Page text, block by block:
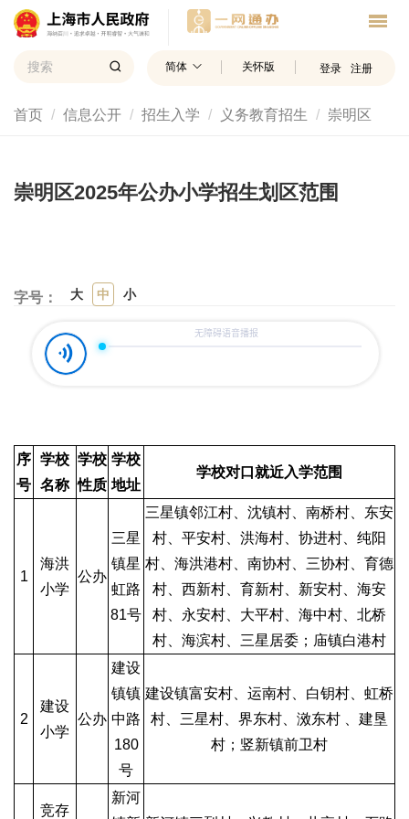
简体 关怀版 登录 注册
首页 信息公开 招生入学 义务教育招生 崇明区
崇明区2025年公办小学招生划区范围
字号： 大 中 小
序
号
学校
名称
学校
性质
学校
地址
学校对口就近入学范围
1
海洪
小学
公办
三星
镇星
虹路
81号
三星镇邻江村、沈镇村、南桥村、东安
村、平安村、洪海村、协进村、纯阳
村、海洪港村、南协村、三协村、育德
村、西新村、育新村、新安村、海安
村、永安村、大平村、海中村、北桥
村、海滨村、三星居委；庙镇白港村
2
建设
小学
公办
建设
镇镇
中路
180
号
建设镇富安村、运南村、白钥村、虹桥
村、三星村、界东村、滧东村 、建垦
村；竖新镇前卫村
竞存
新河